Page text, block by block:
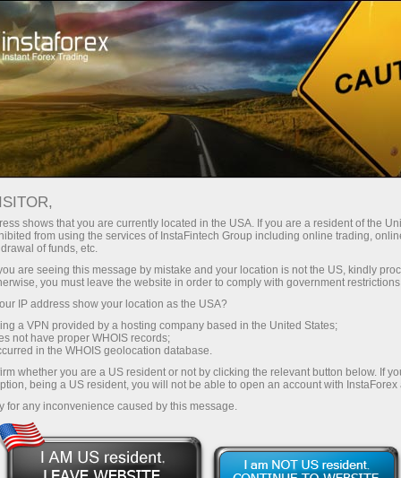
Трейдерам Открытие счета Верификация счета
Верификация торгового
счета
Вы собираетесь пополнить счет картой или
банковским переводом? Для всего этого вам
понадобится пройти верификацию счета. Ниже
мы расскажем, как ее получить!
Пройти верификацию
shows that you are currently located in the USA. If you are a resident of the
from using the services of InstaFintech Group including online trading,
of funds, etc.
are seeing this message by mistake and your location is not the US, kindly
you must leave the website in order to comply with government
IP address show your location as the USA?
a VPN provided by a hosting company based in the United States;
not have proper WHOIS records;
in the WHOIS geolocation database.
whether you are a US resident or not by clicking the relevant button below. If
being a US resident, you will not be able to open an account with InstaForex
for any inconvenience caused by this message.